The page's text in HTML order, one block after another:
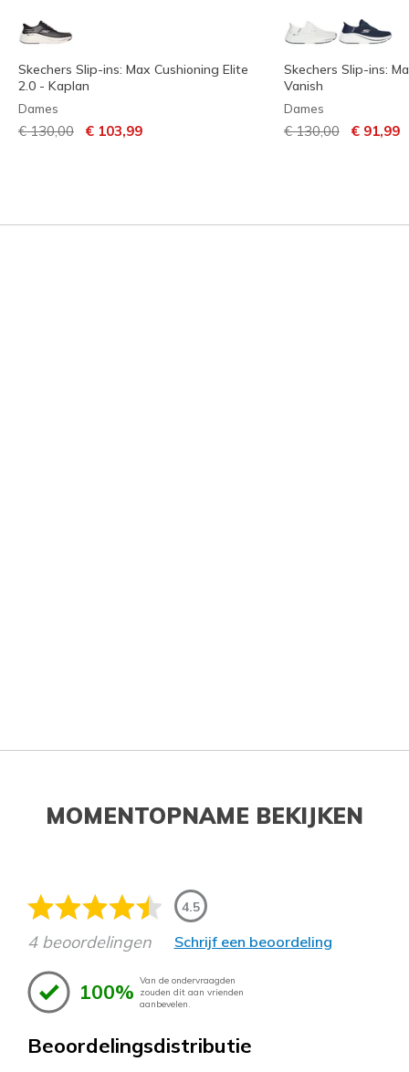
Skechers Slip-ins: Max Cushioning Elite
2.0 - Kaplan
Dames
Prijs verlaagd van
€ 130,00 naar
€ 103,99
Skechers Slip-ins:
Vanish
Dames
Prijs verlaagd van
€ 130,00naar
€ 91,99
MOMENTOPNAME BEKIJKEN
4.5
4 beoordelingen Schrijf een beoordeling
100% Van de ondervraagden
zouden dit aan vrienden
aanbevelen.
Beoordelingsdistributie